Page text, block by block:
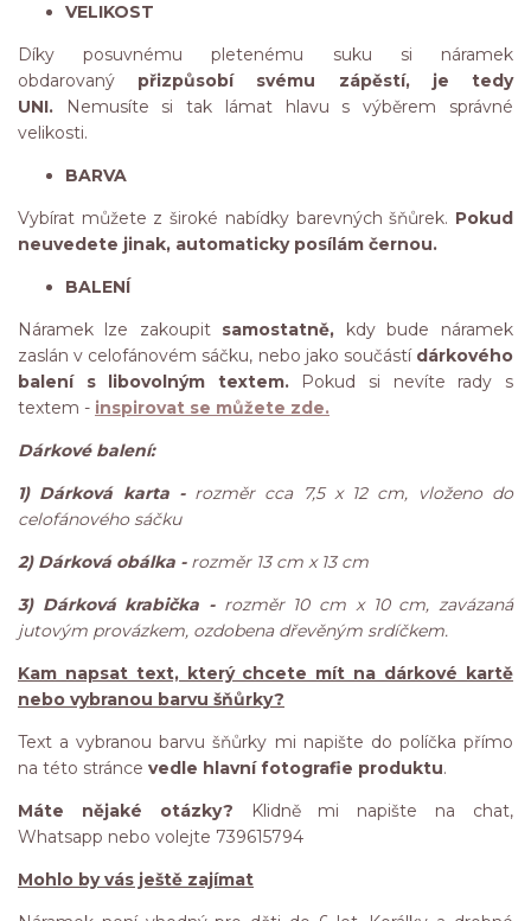
VELIKOST
Díky posuvnému pletenému suku si náramek
obdarovaný přizpůsobí svému zápěstí, je tedy
UNI.
Nemusíte si tak lámat hlavu s výběrem správné
velikosti.
BARVA
Vybírat můžete z široké nabídky barevných šňůrek. Pokud
neuvedete jinak, automaticky posílám černou.
BALENÍ
Náramek lze zakoupit samostatně, kdy bude náramek
zaslán v celofánovém sáčku, nebo jako součástí dárkového
balení s libovolným textem.Pokud si nevíte rady s
textem - inspirovat se můžete zde.
Dárkové balení:
1) Dárková karta - rozměr cca 7,5 x 12 cm, vloženo do
celofánového sáčku
2) Dárková obálka -rozměr 13 cm x 13 cm
3) Dárková krabička - rozměr 10 cm x 10 cm, zavázaná
jutovým provázkem, ozdobena dřevěným srdíčkem.
Kam napsat text, který chcete mít na dárkové kartě
nebo vybranou barvu šňůrky?
Text a vybranou barvu šňůrky mi napište do políčka přímo
na této stránce vedle hlavní fotografie produktu.
Máte nějaké otázky?
Klidně mi napište na chat,
Whatsapp nebo volejte 739615794
Mohlo by vás ještě zajímat